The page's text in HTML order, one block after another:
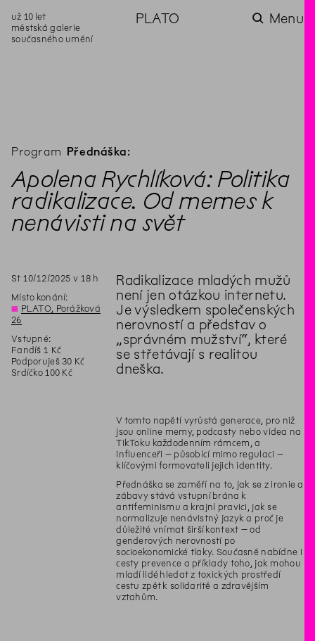
už 10 let
městská galerie
současného umění
PLATO Menu
Program Přednáška:
Apolena Rychlíková: Politika
radikalizace. Od memes k
nenávisti na svět
St 10/12/2025 v 18 h
Místo konání:
◊ PLATO, Porážková
26
Vstupné:
Fandíš 1 Kč
Podporuješ 30 Kč
Srdíčko 100 Kč
Radikalizace mladých mužů
není jen otázkou internetu.
Je výsledkem společenských
nerovností a představ o
„správném mužství“, které
se střetávají s realitou
dneška.
V tomto napětí vyrůstá generace, pro niž
jsou online memy, podcasty nebo videa na
TikToku každodenním rámcem, a
influenceři – působící mimo regulaci –
klíčovými formovateli jejich identity.
Přednáška se zaměří na to, jak se z ironie a
zábavy stává vstupní brána k
antifeminismu a krajní pravici, jak se
normalizuje nenávistný jazyk a proč je
důležité vnímat širší kontext – od
genderových nerovností po
socioekonomické tlaky. Současně nabídne i
cesty prevence a příklady toho, jak mohou
mladí lidé hledat z toxických prostředí
cestu zpět k solidaritě a zdravějším
vztahům.